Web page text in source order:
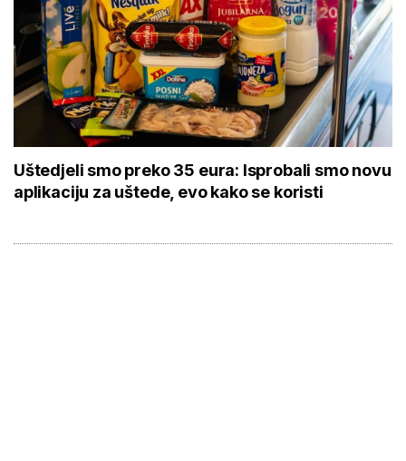
Uštedjeli smo preko 35 eura: Isprobali smo novu
aplikaciju za uštede, evo kako se koristi